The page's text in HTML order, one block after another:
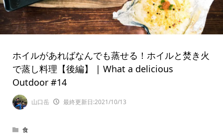
ホイルがあればなんでも蒸せる！ホイルと焚き火
で蒸し料理【後編】 | What a delicious
Outdoor #14
山口岳 最終更新日:2021/10/13
食